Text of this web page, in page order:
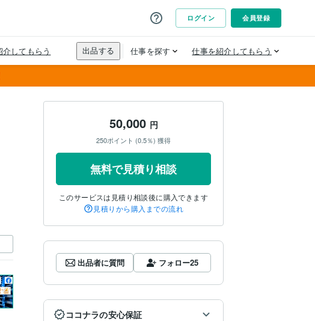
50,000 円
250ポイント (0.5％) 獲得
無料で見積り相談
このサービスは見積り相談後に購入できます
見積りから購入までの流れ
出品者に質問 フォロー25
ココナラの安心保証